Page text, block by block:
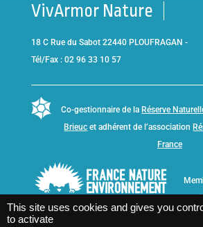
VivArmor Nature
18 C Rue du Sabot 22440 PLOUFRAGAN -
Tél/Fax : 02 96 33 10 57
Co-gestionnaire de la Réserve
Brieuc et adhérent de l’association
France
This site uses cookies and gives you
to activate